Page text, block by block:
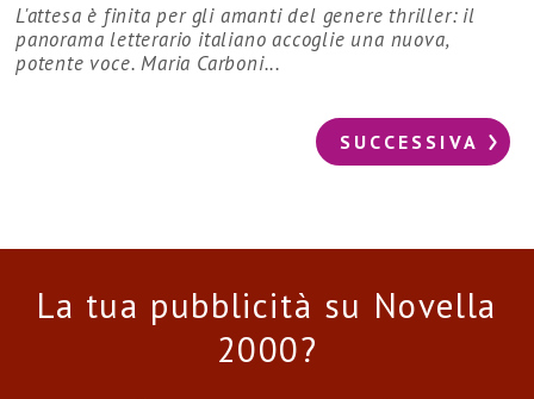
L'attesa è finita per gli amanti del genere thriller: il
panorama letterario italiano accoglie una nuova,
potente voce. Maria Carboni...
SUCCESSIVA
La tua pubblicità su Novella
2000?